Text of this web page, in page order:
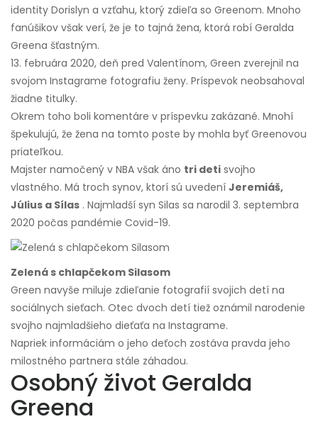
identity Dorislyn a vzťahu, ktorý zdieľa so Greenom. Mnoho
fanúšikov však verí, že je to tajná žena, ktorá robí Geralda
Greena šťastným.
13. februára 2020, deň pred Valentínom, Green zverejnil na
svojom Instagrame fotografiu ženy. Príspevok neobsahoval
žiadne titulky.
Okrem toho boli komentáre v príspevku zakázané. Mnohí
špekulujú, že žena na tomto poste by mohla byť Greenovou
priateľkou.
Majster namočený v NBA však áno tri deti svojho
vlastného. Má troch synov, ktorí sú uvedení Jeremiáš,
Július a Sílas . Najmladší syn Silas sa narodil 3. septembra
2020 počas pandémie Covid-19.
Zelená s chlapčekom Silasom
Green navyše miluje zdieľanie fotografií svojich detí na
sociálnych sieťach. Otec dvoch detí tiež oznámil narodenie
svojho najmladšieho dieťaťa na Instagrame.
Napriek informáciám o jeho deťoch zostáva pravda jeho
milostného partnera stále záhadou.
Osobný život Geralda
Greena